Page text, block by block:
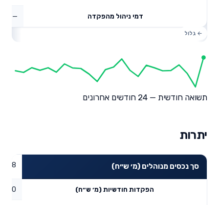
דמי ניהול מהפקדה —
תשואה חודשית — 24 חודשים אחרונים
יתרות
סך נכסים מנוהלים (מ׳ ש״ח) 3.98
הפקדות חודשיות (מ׳ ש״ח) 0